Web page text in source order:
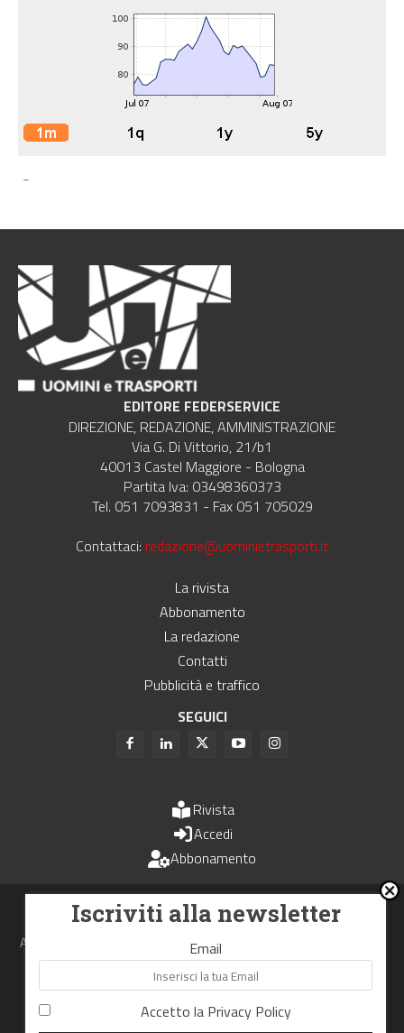
-
EDITORE FEDERSERVICE
DIREZIONE, REDAZIONE, AMMINISTRAZIONE
Via G. Di Vittorio, 21/b1
40013 Castel Maggiore - Bologna
Partita Iva: 03498360373
Tel. 051 7093831 - Fax 051 705029
Contattaci: redazione@uominietrasporti.it
La rivista
Abbonamento
La redazione
Contatti
Pubblicità e traffico
SEGUICI
Rivista
Accedi
Abbonamento
Uomini e Trasporti è un periodico associato all'Unione Stampa
Periodica Italiana - USPI
Autorizzazione del Tribunale di Bologna N.4993 del 15 giugno 1982
Webdesign made inNowhere
RIPRODUZIONE RISERVATA Privacy Policy Cookie Policy
Iscriviti alla newsletter
Email
Accetto la Privacy Policy